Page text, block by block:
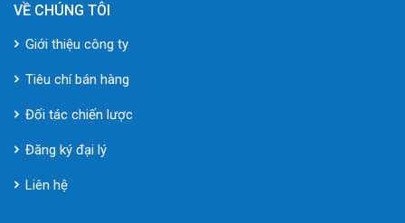
VỀ CHÚNG TÔI
Giới thiệu công ty
Tiêu chí bán hàng
Đối tác chiến lược
Đăng ký đại lý
Liên hệ